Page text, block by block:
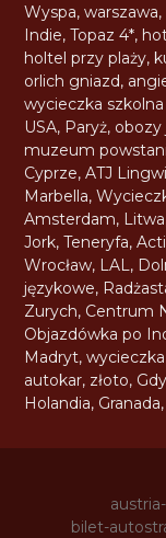
Wyspa,warszawa,
Indie,Topaz 4*,
holtel przy plaży,
orlich gniazd,
wycieczka
USA, Paryż, obozy
muzeum
Cyprze,ATJ
Marbella,
Amsterdam, Litwa
Jork,Teneryfa,
Wrocław, LAL,
językowe,
Zurych, Centrum
Objazdówka po
Madryt,
autokar, złoto,
Holandia, Granada,
bilet-